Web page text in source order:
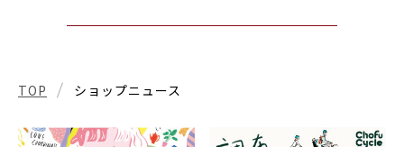
TOP ショップニュース